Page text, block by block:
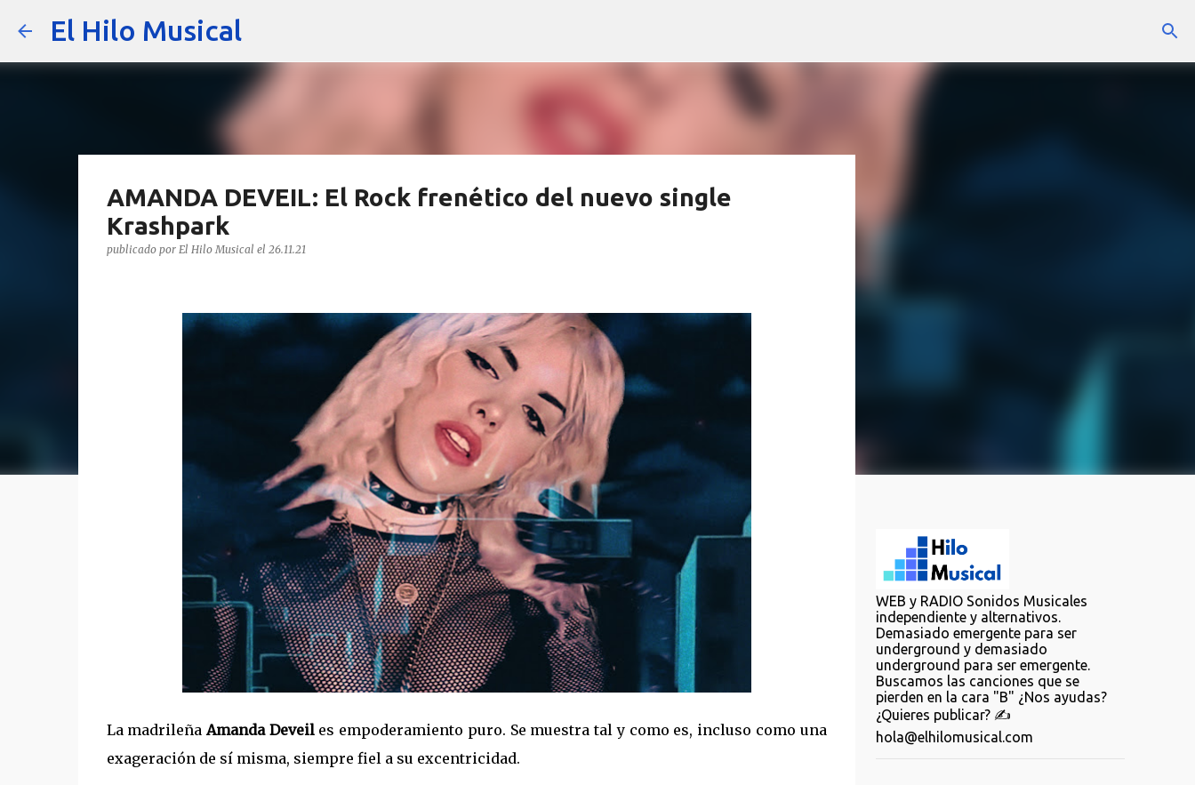
El Hilo Musical
AMANDA DEVEIL: El Rock frenético del nuevo single
Krashpark
publicado por El Hilo Musical el 26.11.21
La madrileña Amanda Deveiles empoderamiento puro. Se muestra tal y como es, incluso como una
exageración de sí misma, siempre fiel a su excentricidad.
WEB y RADIO Sonidos Musicales
independiente y alternativos.
Demasiado emergente para ser
underground y demasiado
underground para ser emergente.
Buscamos las canciones que se
pierden en la cara "B" ¿Nos ayudas?
¿Quieres publicar? ✍️
hola@elhilomusical.com